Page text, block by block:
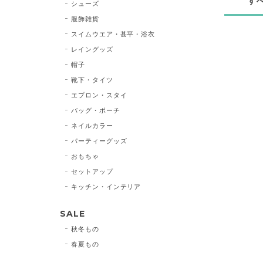
シューズ
服飾雑貨
スイムウエア・甚平・浴衣
レイングッズ
帽子
靴下・タイツ
エプロン・スタイ
バッグ・ポーチ
ネイルカラー
パーティーグッズ
おもちゃ
セットアップ
キッチン・インテリア
SALE
秋冬もの
春夏もの